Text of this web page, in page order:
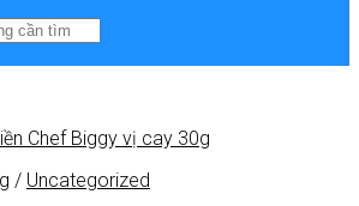
/ Uncategorized